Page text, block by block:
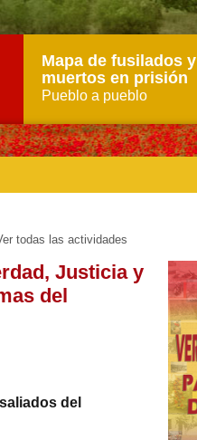
Mapa de fusilados y
muertos en prisión
Pueblo a pueblo
todas las actividades
Justicia y
del
del